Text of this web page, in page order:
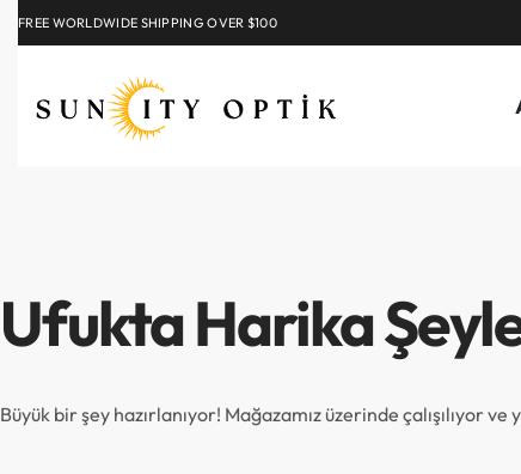
FREE WORLDWIDE SHIPPING OVER $100
Ufukta Harika
Büyük bir şey hazırlanıyor! Mağazamız üzerinde çalışılıyor ve